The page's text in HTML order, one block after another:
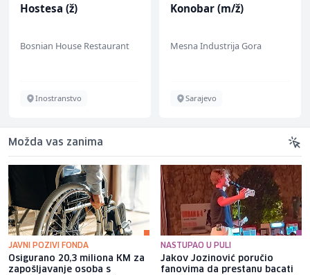
Hostesa (ž)
Bosnian House Restaurant
Inostranstvo
Konobar (m/ž)
Mesna Industrija Gora
Sarajevo
Možda vas zanima
JAVNI POZIVI FONDA
Osigurano 20,3 miliona KM za
zapošljavanje osoba s
NASTUPAO U PULI
Jakov Jozinović poručio
fanovima da prestanu bacati